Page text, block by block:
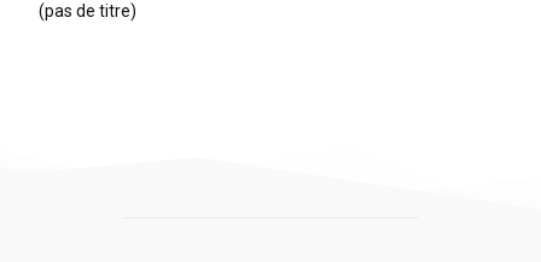
(pas de titre)